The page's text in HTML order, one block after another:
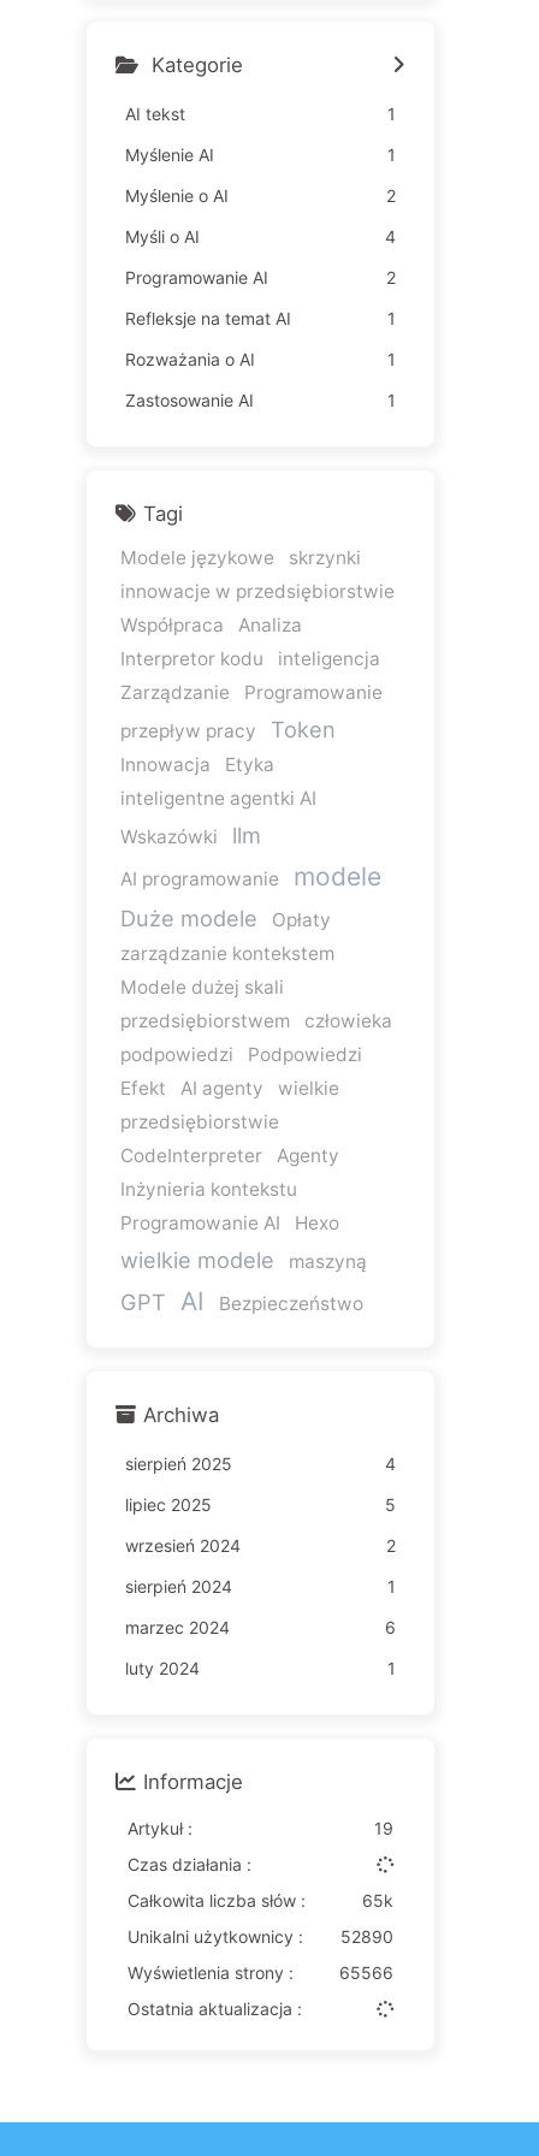
ymi – Powoli uczymy się AI
Kategorie
AI tekst
1
Myślenie AI
1
Myślenie o AI
2
Myśli o AI
4
Programowanie AI
2
Refleksje na temat AI
1
Rozważania o AI
1
Zastosowanie AI
1
Tagi
Modele językowe
skrzynki
innowacje w przedsiębiorstwie
Współpraca
Analiza
Interpretor kodu
inteligencja
Zarządzanie
Programowanie
przepływ pracy
Token
Innowacja
Etyka
inteligentne agentki AI
Wskazówki
llm
AI programowanie modele
Duże modele
Opłaty
zarządzanie kontekstem
Modele dużej skali
przedsiębiorstwem
człowieka
podpowiedzi
Podpowiedzi
Efekt
AI agenty
wielkie
przedsiębiorstwie
CodeInterpreter
Agenty
Inżynieria kontekstu
Programowanie AI
Hexo
wielkie modele maszyną
GPT AI Bezpieczeństwo
Archiwa
sierpień 2025
4
lipiec 2025
5
wrzesień 2024
2
sierpień 2024
1
marzec 2024
6
luty 2024
1
Informacje
Artykuł :
19
Czas działania :
Całkowita liczba słów :
65k
Unikalni użytkownicy :
52890
Wyświetlenia strony :
65566
Ostatnia aktualizacja :